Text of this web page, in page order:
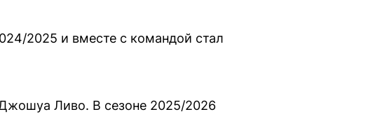
2025 и вместе с командой стал
Ливо. В сезоне 2025/2026